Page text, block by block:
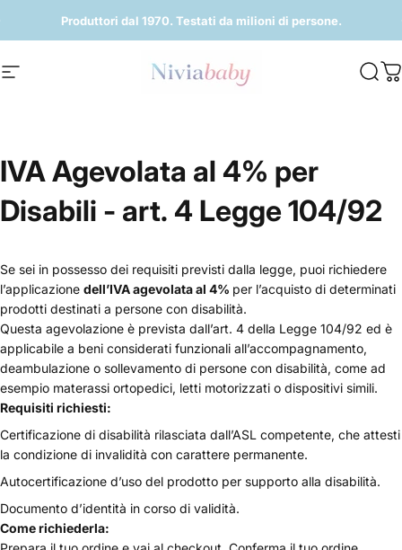
Produttori dal 1970. Testati da milioni di persone.
Navigazione del sito Niviababy
IVAAgevolata al 4% per
Disabili - art. 4 Legge104/92
Se sei in possesso dei requisiti previsti dalla legge, puoi richiedere
l’applicazione dell’IVA agevolata al 4% per l’acquisto di determinati
prodotti destinati a persone con disabilità.
Questa agevolazione è prevista dall’art. 4 della Legge 104/92 ed è
applicabile a beni considerati funzionali all’accompagnamento,
deambulazione o sollevamento di persone con disabilità, come ad
esempio materassi ortopedici, letti motorizzati o dispositivi simili.
Requisiti richiesti:
Certificazione di disabilità rilasciata dall’ASL competente, che attesti
la condizione di invalidità con carattere permanente.
Autocertificazione d’uso del prodotto per supporto alla disabilità.
Documento d’identità in corso di validità.
Come richiederla: